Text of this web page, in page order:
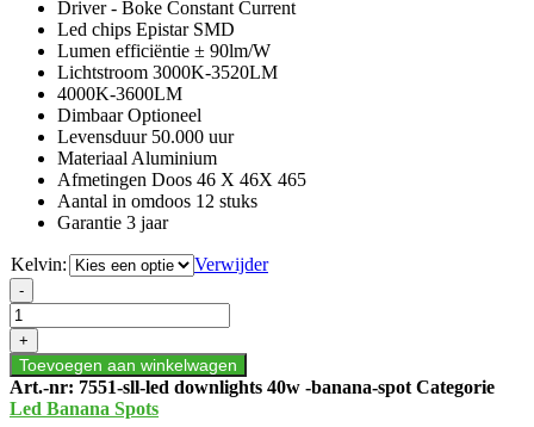
Driver - Boke Constant Current
Led chips Epistar SMD
Lumen efficiëntie ± 90lm/W
Lichtstroom 3000K-3520LM
4000K-3600LM
Dimbaar Optioneel
Levensduur 50.000 uur
Materiaal Aluminium
Afmetingen Doos 46 X 46X 465
Aantal in omdoos 12 stuks
Garantie 3 jaar
Kelvin:
Verwijder
LED
DOWNLIGHTS
40W
-
ROND-
WINKEL
Ø
-
+
Toevoegen aan winkelwagen
Art.-nr: 7551-sll-led downlights 40w -banana-spot Categorie
Led Banana Spots